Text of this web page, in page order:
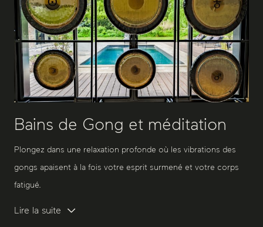
Bains de Gong et méditation
Plongez dans une relaxation profonde où les vibrations des
gongs apaisent à la fois votre esprit surmené et votre corps
fatigué.
Lire la suite